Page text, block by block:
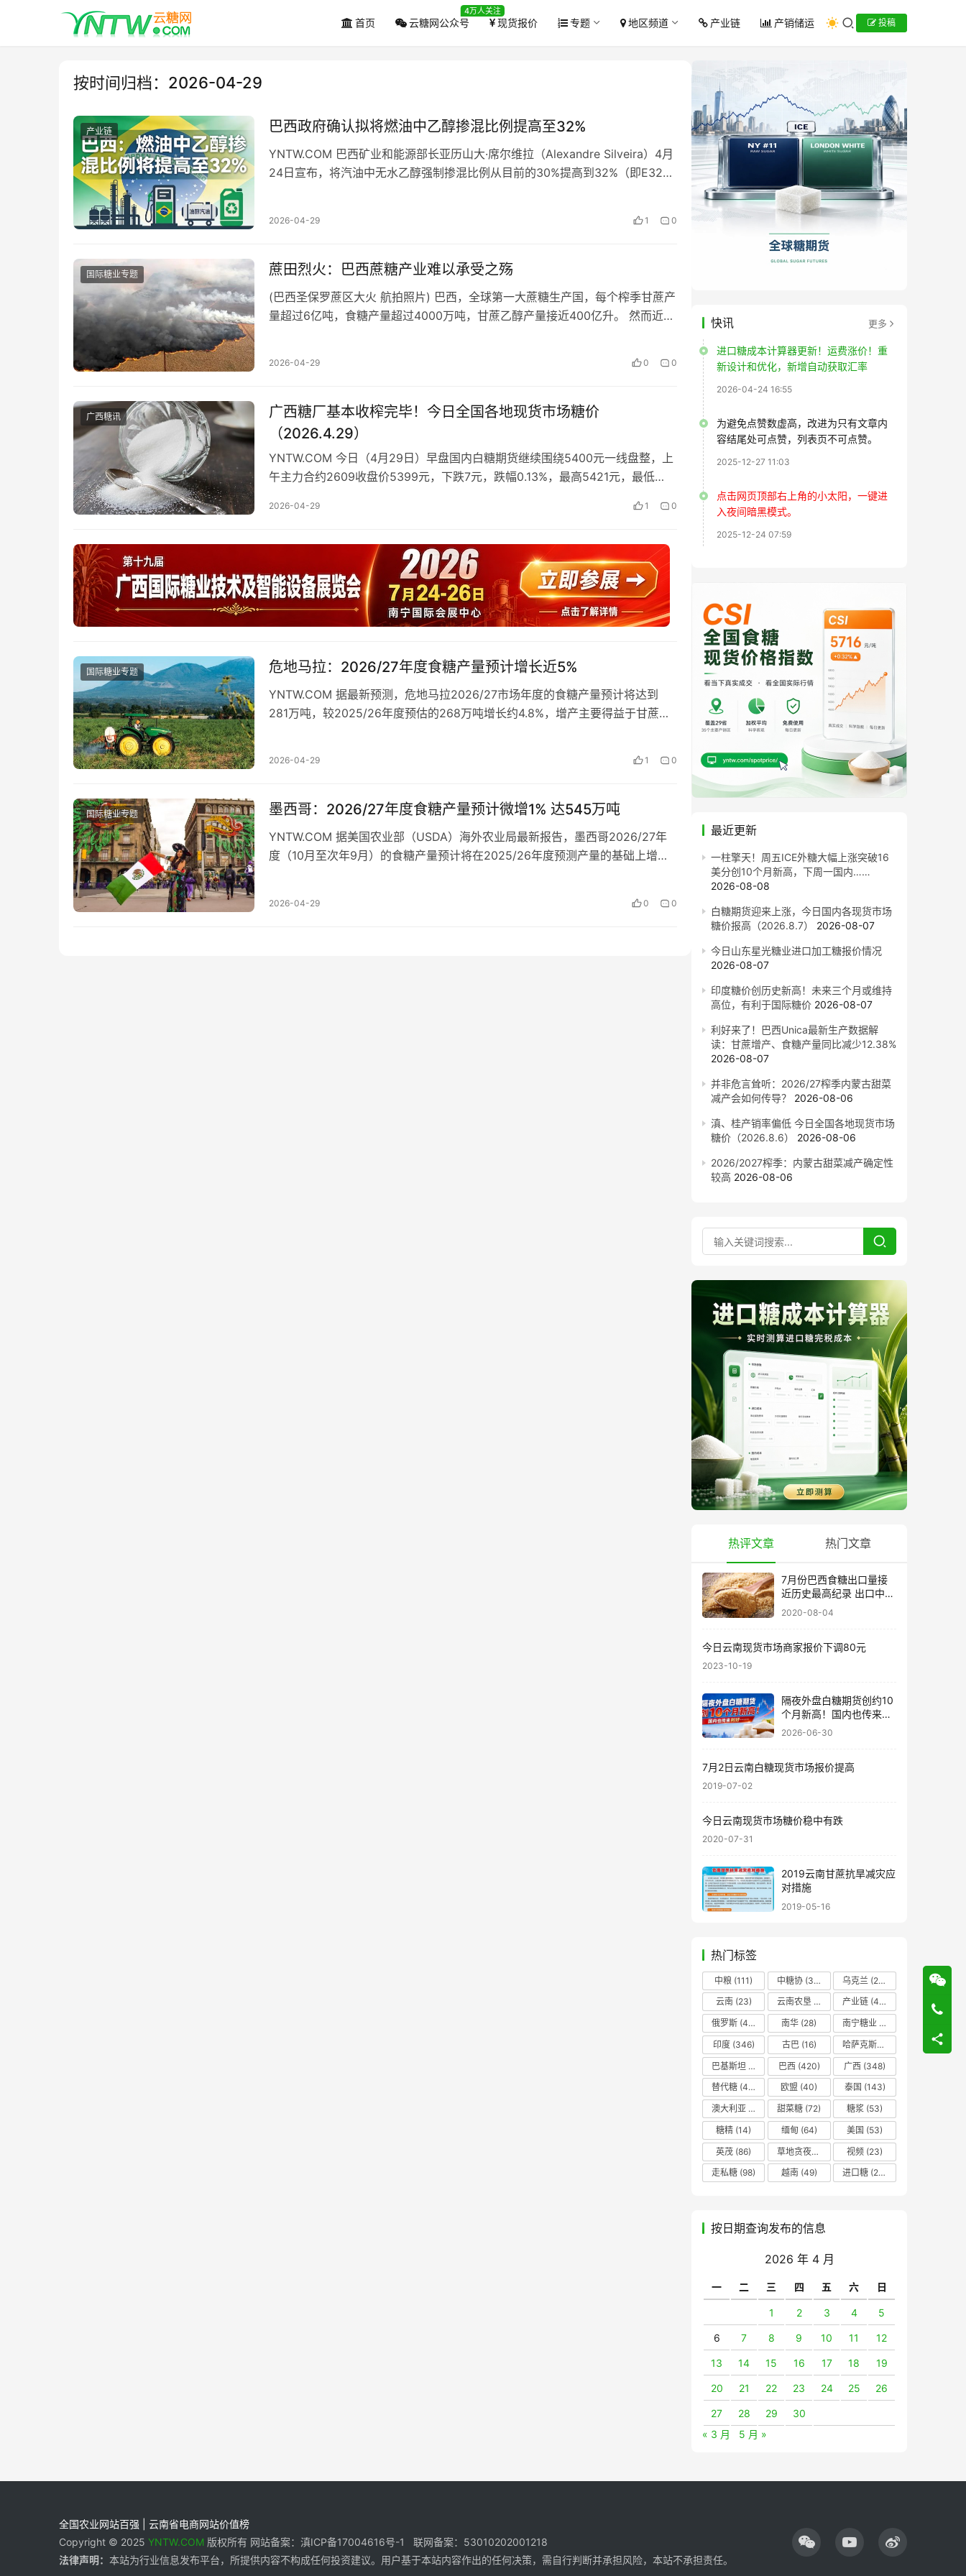
首页 云糖网公众号
4万人关注
现货报价 专题 地区频道 产业链 产销储运 投稿
按时间归档：2026-04-29
产业链 巴西政府确认拟将燃油中乙醇掺混比例提高至32%
YNTW.COM 巴西矿业和能源部长亚历山大·席尔维拉（Alexandre Silveira）4月
24日宣布，将汽油中无水乙醇强制掺混比例从目前的30%提高到32%（即E32）
2026-04-29 1 0
国际糖业专题 蔗田烈火：巴西蔗糖产业难以承受之殇
(巴西圣保罗蔗区大火 航拍照片) 巴西，全球第一大蔗糖生产国，每个榨季甘蔗产
量超过6亿吨，食糖产量超过4000万吨，甘蔗乙醇产量接近400亿升。 然而近年
2026-04-29 0 0
广西糖讯
广西糖厂基本收榨完毕！今日全国各地现货市场糖价
（2026.4.29）
YNTW.COM 今日（4月29日）早盘国内白糖期货继续围绕5400元一线盘整，上
午主力合约2609收盘价5399元，下跌7元，跌幅0.13%，最高5421元，最低
2026-04-29 1 0
国际糖业专题 危地马拉：2026/27年度食糖产量预计增长近5%
YNTW.COM 据最新预测，危地马拉2026/27市场年度的食糖产量预计将达到
281万吨，较2025/26年度预估的268万吨增长约4.8%，增产主要得益于甘蔗收
2026-04-29 1 0
国际糖业专题 墨西哥：2026/27年度食糖产量预计微增1% 达545万吨
YNTW.COM 据美国农业部（USDA）海外农业局最新报告，墨西哥2026/27年
度（10月至次年9月）的食糖产量预计将在2025/26年度预测产量的基础上增长
2026-04-29 0 0
快讯 更多
进口糖成本计算器更新！运费涨价！重
新设计和优化，新增自动获取汇率
2026-04-24 16:55
为避免点赞数虚高，改进为只有文章内
容结尾处可点赞，列表页不可点赞。
2025-12-27 11:03
点击网页顶部右上角的小太阳，一键进
入夜间暗黑模式。
2025-12-24 07:59
最近更新
一柱擎天！周五ICE外糖大幅上涨突破16
美分创10个月新高，下周一国内……
2026-08-08
白糖期货迎来上涨，今日国内各现货市场
糖价报高（2026.8.7）
2026-08-07
今日山东星光糖业进口加工糖报价情况
2026-08-07
印度糖价创历史新高！未来三个月或维持
高位，有利于国际糖价 2026-08-07
利好来了！巴西Unica最新生产数据解
读：甘蔗增产、食糖产量同比减少12.38%
2026-08-07
并非危言耸听：2026/27榨季内蒙古甜菜
减产会如何传导？
2026-08-06
滇、桂产销率偏低 今日全国各地现货市场
糖价（2026.8.6）
2026-08-06
2026/2027榨季：内蒙古甜菜减产确定性
较高 2026-08-06
热评文章 热门文章
7月份巴西食糖出口量接
近历史最高纪录 出口中国
超40万吨
2020-08-04
今日云南现货市场商家报价下调80元
2023-10-19
隔夜外盘白糖期货创约10
个月新高！国内也传来利
好……
2026-06-30
7月2日云南白糖现货市场报价提高
2019-07-02
今日云南现货市场糖价稳中有跌
2020-07-31
2019云南甘蔗抗旱减灾应
对措施
2019-05-16
热门标签
中粮 (111) 中糖协 (37) 乌克兰 (20)
云南(23) 云南农垦 产业链 (42)
俄罗斯 (43) 南华 (28) 南宁糖业
印度(346) 古巴(16) 哈萨克斯坦
巴基斯坦
巴西(420) 广西 (348)
替代糖 (48) 欧盟 (40) 泰国 (143)
澳大利亚
甜菜糖 (72) 糖浆 (53)
糖精 (14) 缅甸 (64) 美国 (53)
英茂 (86) 草地贪夜蛾 视频 (23)
走私糖 (98) 越南(49) 进口糖 (236)
按日期查询发布的信息
2026 年 4 月
一 二 三 四 五 六 日
1 2 3 4 5
6 7 8 9 10 11 12
13 14 15 16 17 18 19
20 21 22 23 24 25 26
27 28 29
30
« 3 月
5 月 »
全国农业网站百强 | 云南省电商网站价值榜
Copyright © 2025 YNTW.COM 版权所有 网站备案：滇ICP备17004616号-1 联网备案：53010202001218
法律声明： 本站为行业信息发布平台，所提供内容不构成任何投资建议。用户基于本站内容作出的任何决策，需自行判断并承担风险，本站不承担责任。